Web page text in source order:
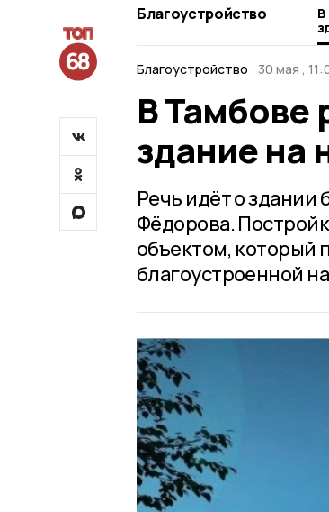
Благоустройство
В
Благоустройство
30 мая ,
В Тамбове
здание на
Речь идёт о здании
Фёдорова.
объектом, который
благоустроенной